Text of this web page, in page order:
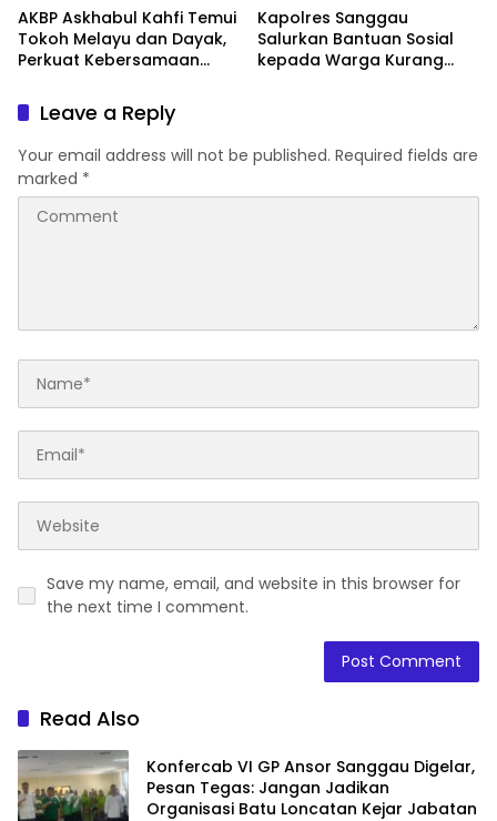
AKBP Askhabul Kahfi Temui
Tokoh Melayu dan Dayak,
Perkuat Kebersamaan
Kapolres Sanggau
Salurkan Bantuan Sosial
kepada Warga Kurang
Masyarakat
Leave a Reply
Your email address will not be published. Required fields are
marked *
Save my name, email, and website in this browser for
the next time I comment.
Read Also
Konfercab VI GP Ansor Sanggau Digelar,
Pesan Tegas: Jangan Jadikan
Organisasi Batu Loncatan Kejar Jabatan